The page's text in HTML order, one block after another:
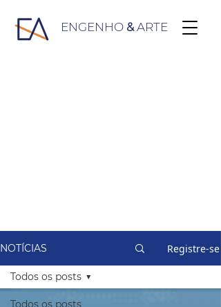
ENGENHO &ARTE
NOTÍCIAS Registre-se
Todos os posts
Todos os posts